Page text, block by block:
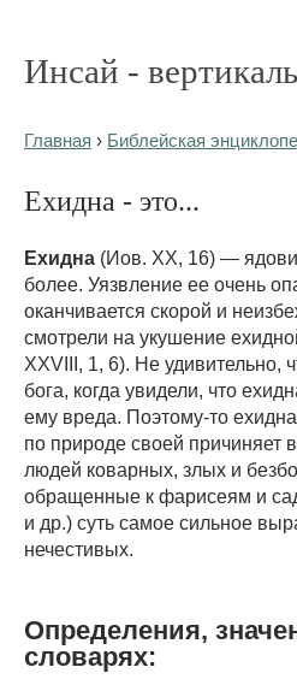
Инсай -
Главная › Библейская
Ехидна - это...
Ехидна (Иов. XX, 16) —
более. Уязвление ее очень
оканчивается скорой и
смотрели на укушение
XXVIII, 1, 6). Не удивительно,
бога, когда увидели, что
ему вреда. Поэтому-то
по природе своей причиняет
людей коварных, злых и
обращенные к фарисеям и
и др.) суть самое сильное
нечестивых.
Определения,
словарях: